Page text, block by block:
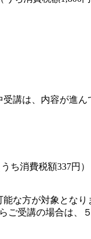
講は、内容が進ん
うち消費税額337
な方が対象となり
ご受講の場合は、